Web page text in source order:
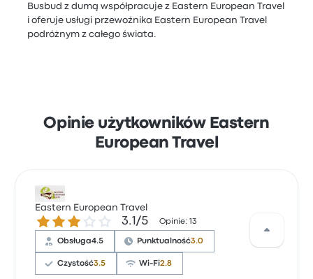
Busbud z dumą współpracuje z Eastern European Travel
i oferuje usługi przewoźnika Eastern European Travel
podróżnym z całego świata.
Opinie użytkowników Eastern
European Travel
Eastern European Travel
3.1 gwiazdek w skali do 5
3.1/5 Opinie: 13
Obsługa4.5 Punktualność3.0
Czystość3.5 Wi-Fi2.8